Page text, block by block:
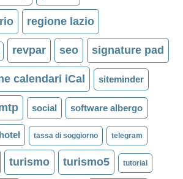
regione lazio
revpar seo signature pad
calendari iCal siteminder
social software albergo
tassa di soggiorno telegram
turismo turismo5 tutorial